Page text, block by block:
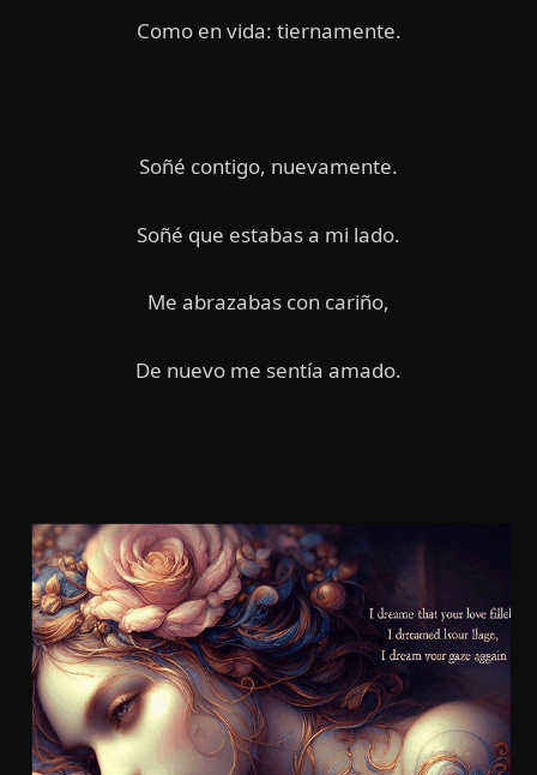
Como en vida: tiernamente.
Soñé contigo, nuevamente.
Soñé que estabas a mi lado.
Me abrazabas con cariño,
De nuevo me sentía amado.